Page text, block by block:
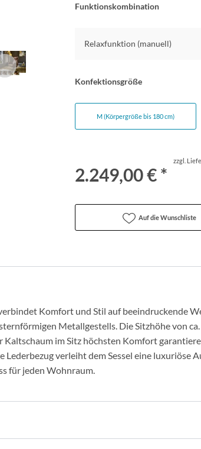
Funktionskombination
Relaxfunktion (manuell)
Konfektionsgröße
M (Körpergröße bis 180 cm)
2.249,00 € *
zzgl.
Auf die Wunschliste
Komfort und Stil auf beeindruckende
Metallgestells. Die Sitzhöhe von
im Sitz höchsten Komfort
verleiht dem Sessel eine luxuriöse
für jeden Wohnraum.